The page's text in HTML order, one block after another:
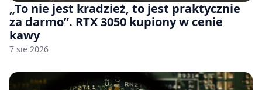
„To nie jest kradzież, to jest praktycznie
za darmo”. RTX 3050 kupiony w cenie
kawy
7 sie 2026